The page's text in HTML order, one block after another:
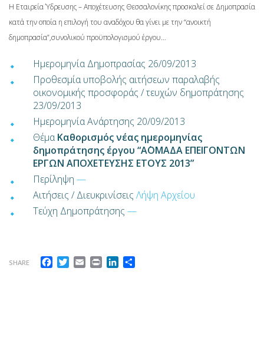
Η Εταιρεία Ύδρευσης – Αποχέτευσης Θεσσαλονίκης προσκαλεί σε Δημοπρασία
κατά την οποία η επιλογή του αναδόχου θα γίνει με την “ανοικτή
δημοπρασία”,συνολικού προϋπολογισμού έργου…
Ημερομηνία Δημοπρασίας 26/09/2013
Προθεσμία υποβολής αιτήσεων παραλαβής
οικονομικής προσφοράς / τευχών δημοπράτησης
23/09/2013
Ημερομηνία Ανάρτησης 20/09/2013
ΘέμαΚαθορισμός νέας ημερομηνίας
δημοπράτησης έργου “Α΄ΟΜΑΔΑ ΕΠΕΙΓΟΝΤΩΝ
ΕΡΓΩΝ ΑΠΟΧΕΤΕΥΣΗΣ ΕΤΟΥΣ 2013”
Περίληψη —
Αιτήσεις / Διευκρινίσεις Λήψη Αρχείου
Τεύχη Δημοπράτησης —
SHARE Facebook
Twitter
EmailPrintLinkedIn